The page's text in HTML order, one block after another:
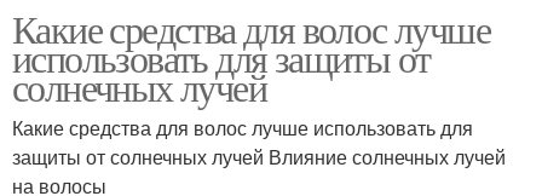
Какие средства для волос лучше
использовать для защиты от
солнечных лучей
Какие средства для волос лучше использовать для
защиты от солнечных лучей Влияние солнечных лучей
на волосы